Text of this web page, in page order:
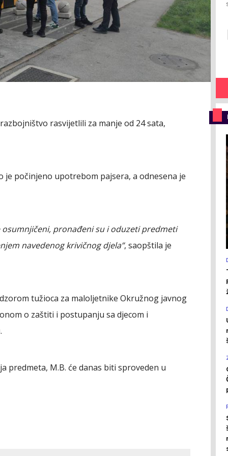
rasvijetlili za manje od 24 sata,
je počinjeno upotrebom pajsera, a odnesena je
pronađeni su i oduzeti predmeti
navedenog krivičnog djela”, saopštila je
tužioca za maloljetnike Okružnog javnog
o zaštiti i postupanju sa djecom i
predmeta, M.B. će danas biti sproveden u